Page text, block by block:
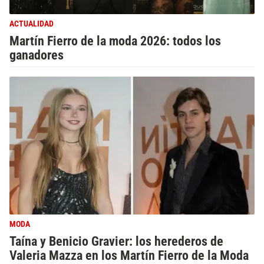
ACTUALIDAD
Martín Fierro de la moda 2026: todos los
ganadores
MODA
Taína y Benicio Gravier: los herederos de
Valeria Mazza en los Martín Fierro de la Moda